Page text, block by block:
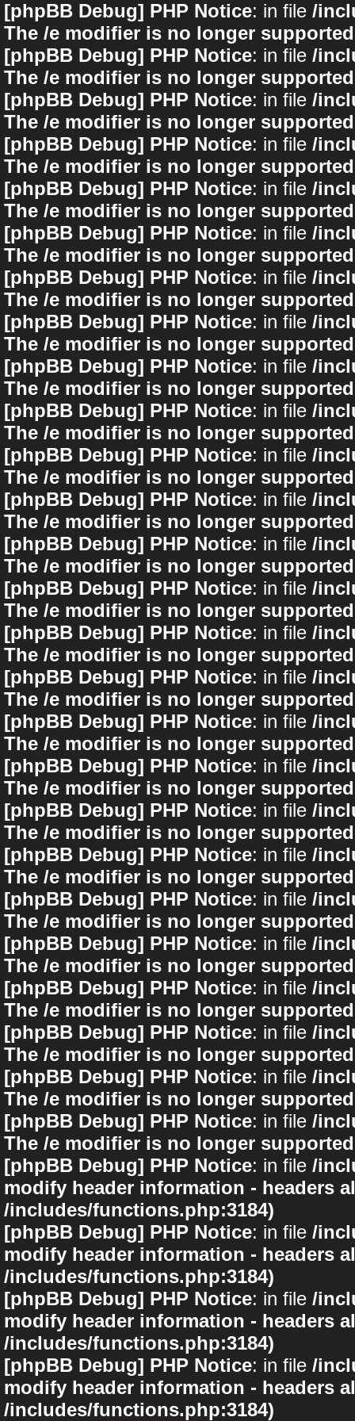
[phpBB Debug] PHP Notice: in file /
The /e modifier is no longer
[phpBB Debug] PHP Notice: in file /
The /e modifier is no longer
[phpBB Debug] PHP Notice: in file /
The /e modifier is no longer
[phpBB Debug] PHP Notice: in file /
The /e modifier is no longer
[phpBB Debug] PHP Notice: in file /
The /e modifier is no longer
[phpBB Debug] PHP Notice: in file /
The /e modifier is no longer
[phpBB Debug] PHP Notice: in file /
The /e modifier is no longer
[phpBB Debug] PHP Notice: in file /
The /e modifier is no longer
[phpBB Debug] PHP Notice: in file /
The /e modifier is no longer
[phpBB Debug] PHP Notice: in file /
The /e modifier is no longer
[phpBB Debug] PHP Notice: in file /
The /e modifier is no longer
[phpBB Debug] PHP Notice: in file /
The /e modifier is no longer
[phpBB Debug] PHP Notice: in file /
The /e modifier is no longer
[phpBB Debug] PHP Notice: in file /
The /e modifier is no longer
[phpBB Debug] PHP Notice: in file /
The /e modifier is no longer
[phpBB Debug] PHP Notice: in file /
The /e modifier is no longer
[phpBB Debug] PHP Notice: in file /
The /e modifier is no longer
[phpBB Debug] PHP Notice: in file /
The /e modifier is no longer
[phpBB Debug] PHP Notice: in file /
The /e modifier is no longer
[phpBB Debug] PHP Notice: in file /
The /e modifier is no longer
[phpBB Debug] PHP Notice: in file /
The /e modifier is no longer
[phpBB Debug] PHP Notice: in file /
The /e modifier is no longer
[phpBB Debug] PHP Notice: in file /
The /e modifier is no longer
[phpBB Debug] PHP Notice: in file /
The /e modifier is no longer
[phpBB Debug] PHP Notice: in file /
The /e modifier is no longer
[phpBB Debug] PHP Notice: in file /
The /e modifier is no longer
[phpBB Debug] PHP Notice: in file /
modify header information - headers
/includes/functions.php:3184)
[phpBB Debug] PHP Notice: in file /
modify header information - headers
/includes/functions.php:3184)
[phpBB Debug] PHP Notice: in file /
modify header information - headers
/includes/functions.php:3184)
[phpBB Debug] PHP Notice: in file /
modify header information - headers
/includes/functions.php:3184)